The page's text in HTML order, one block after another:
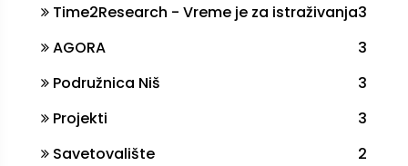
Time2Research - Vreme je za istraživanja3
AGORA
3
Podružnica Niš
3
Projekti
3
Savetovalište
2